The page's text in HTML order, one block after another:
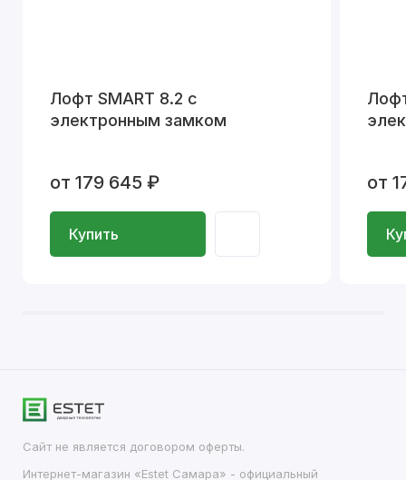
Лофт SMART 8.2 с
электронным замком
от 179 645 ₽
Купить
от
Сайт не является договором оферты.
Интернет-магазин «Estet Самара» - официальный